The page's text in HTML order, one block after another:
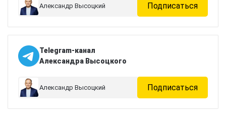
Александр Высоцкий Подписаться
Telegram-канал
Александра Высоцкого
Александр Высоцкий Подписаться